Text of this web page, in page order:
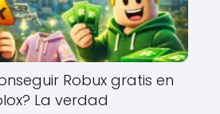
Robux gratis en
La verdad